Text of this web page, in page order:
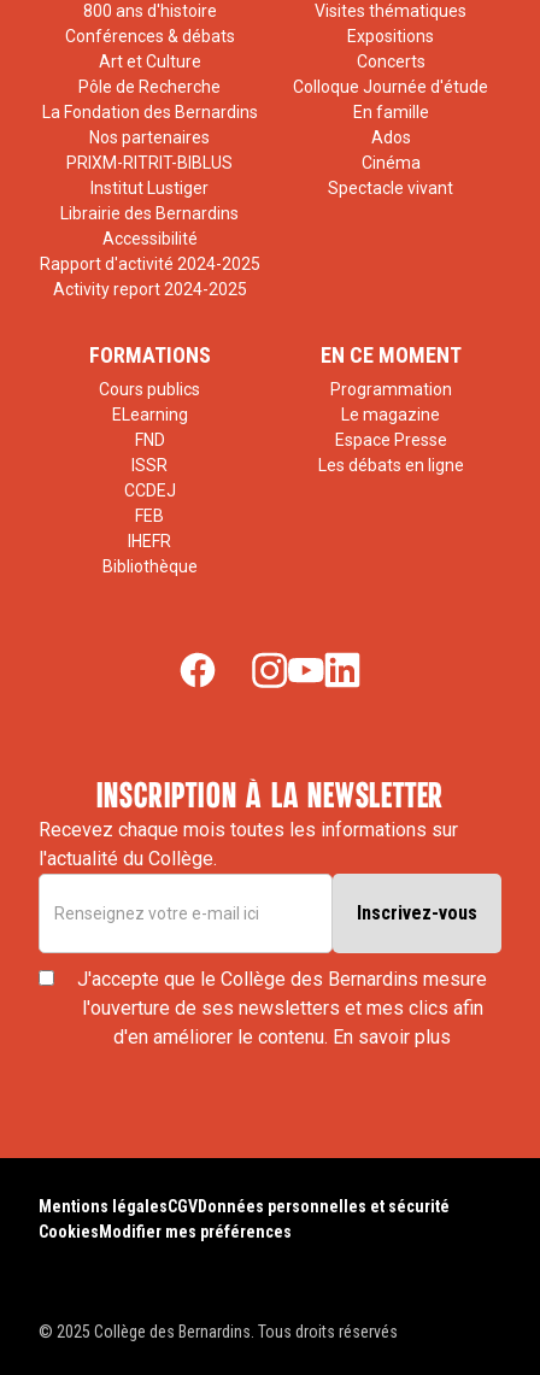
800 ans d'histoire
Conférences & débats
Art et Culture
Pôle de Recherche
La Fondation des Bernardins
Nos partenaires
PRIXM-RITRIT-BIBLUS
Institut Lustiger
Librairie des Bernardins
Accessibilité
Rapport d'activité 2024-2025
Activity report 2024-2025
Visites thématiques
Expositions
Concerts
Colloque Journée d'étude
En famille
Ados
Cinéma
Spectacle vivant
FORMATIONS
Cours publics
ELearning
FND
ISSR
CCDEJ
FEB
IHEFR
Bibliothèque
EN CE MOMENT
Programmation
Le magazine
Espace Presse
Les débats en ligne
inscription à la newsletter
Recevez chaque mois toutes les informations sur
l'actualité du Collège.
J'accepte que le Collège des Bernardins mesure
l'ouverture de ses newsletters et mes clics afin
d'en améliorer le contenu. En savoir plus
© 2025 Collège des Bernardins. Tous droits réservés
Mentions légalesCGVDonnées personnelles et sécurité
Cookies Modifier mes préférences